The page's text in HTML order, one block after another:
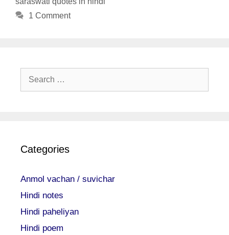
1 Comment
Search
Categories
Anmol vachan / suvichar
Hindi notes
Hindi paheliyan
Hindi poem